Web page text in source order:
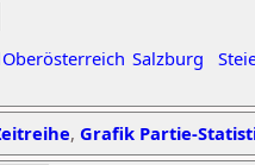
Oberösterreich Salzburg
, Grafik Partie-